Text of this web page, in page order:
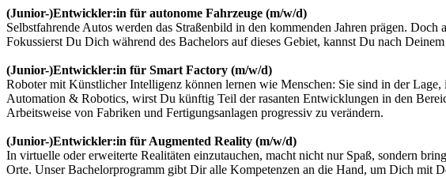
(Junior-)Entwickler:in für autonome Fahrzeuge (m/w/d)
Selbstfahrende Autos werden das Straßenbild in den kommenden Jahren prägen.
Fokussierst Du Dich während des Bachelors auf dieses Gebiet, kannst Du nach
(Junior-)Entwickler:in für Smart Factory (m/w/d)
Roboter mit Künstlicher Intelligenz können lernen wie Menschen: Sie sind in der
Automation & Robotics, wirst Du künftig Teil der rasanten Entwicklungen in den
Arbeitsweise von Fabriken und Fertigungsanlagen progressiv zu verändern.
(Junior-)Entwickler:in für Augmented Reality (m/w/d)
In virtuelle oder erweiterte Realitäten einzutauchen, macht nicht nur Spaß, sondern
Orte. Unser Bachelorprogramm gibt Dir alle Kompetenzen an die Hand, um Dich mit